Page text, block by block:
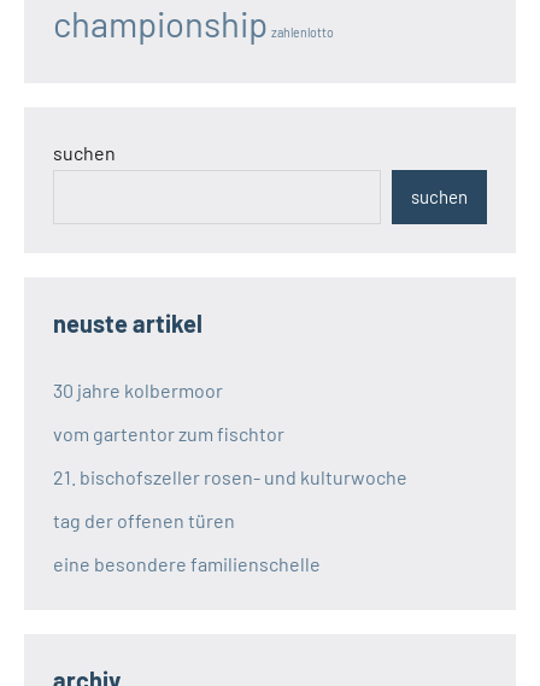
championship zahlenlotto
suchen
suchen
neuste artikel
30 jahre kolbermoor
vom gartentor zum fischtor
21. bischofszeller rosen- und kulturwoche
tag der offenen türen
eine besondere familienschelle
archiv